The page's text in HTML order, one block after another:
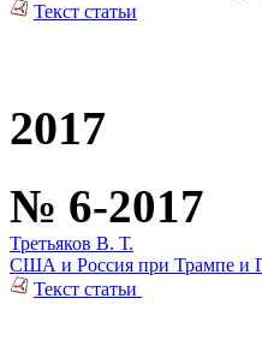
Текст статьи
2017
№ 6-2017
Третьяков В. Т.
США и Россия при Трампе и
Текст статьи